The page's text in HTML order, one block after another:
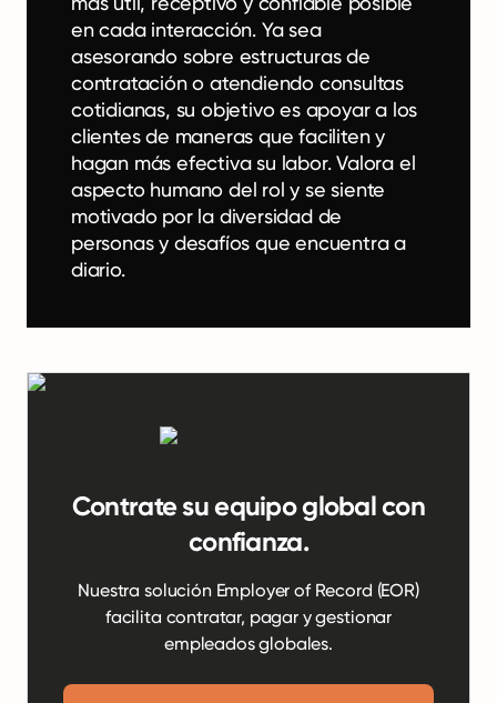
en cada interacción. Ya sea
asesorando sobre estructuras de
contratación o atendiendo consultas
cotidianas, su objetivo es apoyar a los
clientes de maneras que faciliten y
hagan más efectiva su labor. Valora el
aspecto humano del rol y se siente
motivado por la diversidad de
personas y desafíos que encuentra a
diario.
Contrate su equipo global con
confianza.
Nuestra solución Employer of Record (EOR)
facilita contratar, pagar y gestionar
empleados globales.